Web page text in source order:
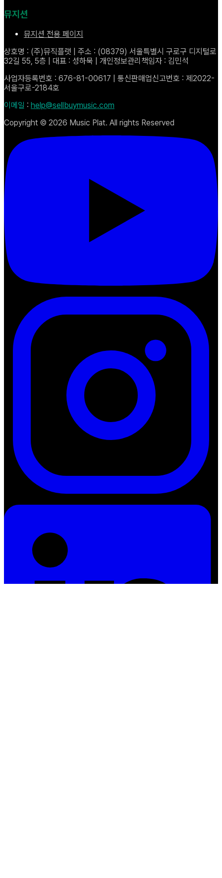
뮤지션
뮤지션 전용 페이지
상호명 : (주)뮤직플랫 | 주소 : (08379) 서울특별시 구로구 디지털로
32길 55, 5층 | 대표 : 성하묵 | 개인정보관리책임자 : 김민석
사업자등록번호 : 676-81-00617 | 통신판매업신고번호 : 제2022-
서울구로-2184호
이메일 : help@sellbuymusic.com
Copyright © 2026 Music Plat. All rights Reserved